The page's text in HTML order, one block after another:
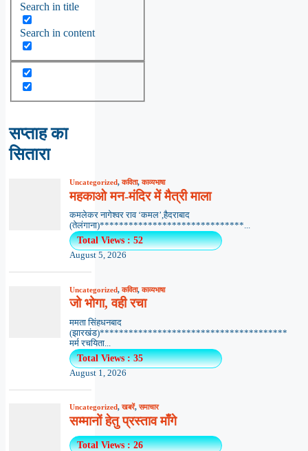
Search in title
Search in content
सप्ताह का
सितारा
Uncategorized,कविता,काव्यभाषा
महकाओ मन-मंदिर में मैत्री माला
कमलेकर नागेश्वर राव ‘कमल’,हैदराबाद
(तेलंगाना)******************************...
Total Views : 52
August 5, 2026
Uncategorized,कविता,काव्यभाषा
जो भोगा, वही रचा
ममता सिंहधनबाद
(झारखंड)***************************************
मर्म रचयिता...
Total Views : 35
August 1, 2026
Uncategorized,खबरें,समाचार
सम्मानों हेतु प्रस्ताव माँगे
Total Views : 26